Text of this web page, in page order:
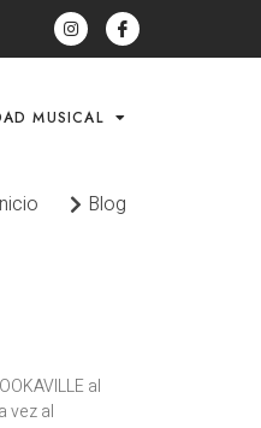
MUSICAL
Blog
al
vez al